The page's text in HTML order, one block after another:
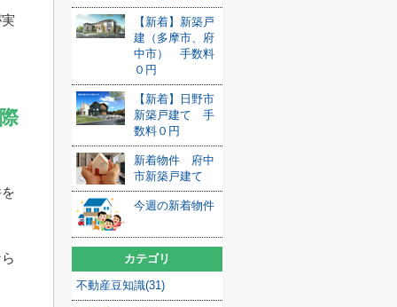
【新着】新築戸
建（多摩市、府
中市） 手数料
０円
【新着】日野市
新築戸建て 手
数料０円
新着物件 府中
市新築戸建て
今週の新着物件
カテゴリ
不動産豆知識(31)